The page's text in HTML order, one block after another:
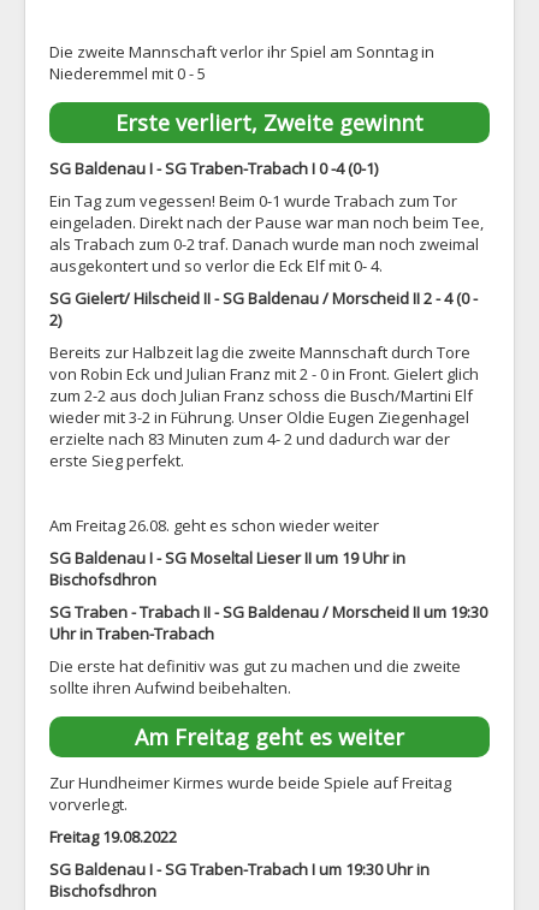
Die zweite Mannschaft verlor ihr Spiel am Sonntag in
Niederemmel mit 0 - 5
Erste verliert, Zweite gewinnt
SG Baldenau I - SG Traben-Trabach I 0 -4 (0-1)
Ein Tag zum vegessen! Beim 0-1 wurde Trabach zum Tor
eingeladen. Direkt nach der Pause war man noch beim Tee,
als Trabach zum 0-2 traf. Danach wurde man noch zweimal
ausgekontert und so verlor die Eck Elf mit 0- 4.
SG Gielert/ Hilscheid II - SG Baldenau / Morscheid II 2 - 4 (0 -
2)
Bereits zur Halbzeit lag die zweite Mannschaft durch Tore
von Robin Eck und Julian Franz mit 2 - 0 in Front. Gielert glich
zum 2-2 aus doch Julian Franz schoss die Busch/Martini Elf
wieder mit 3-2 in Führung. Unser Oldie Eugen Ziegenhagel
erzielte nach 83 Minuten zum 4- 2 und dadurch war der
erste Sieg perfekt.
Am Freitag 26.08. geht es schon wieder weiter
SG Baldenau I - SG Moseltal Lieser II um 19 Uhr in
Bischofsdhron
SG Traben - Trabach II - SG Baldenau / Morscheid II um 19:30
Uhr in Traben-Trabach
Die erste hat definitiv was gut zu machen und die zweite
sollte ihren Aufwind beibehalten.
Am Freitag geht es weiter
Zur Hundheimer Kirmes wurde beide Spiele auf Freitag
vorverlegt.
Freitag 19.08.2022
SG Baldenau I - SG Traben-Trabach I um 19:30 Uhr in
Bischofsdhron